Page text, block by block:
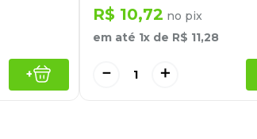
+
R$ 10,72 no pix
em até 1x de R$ 11,28
＋
－